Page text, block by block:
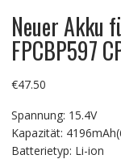
Neuer Akku
FPCBP597
€47.50
Spannung: 15.4V
Kapazität:
Batterietyp: Li-ion